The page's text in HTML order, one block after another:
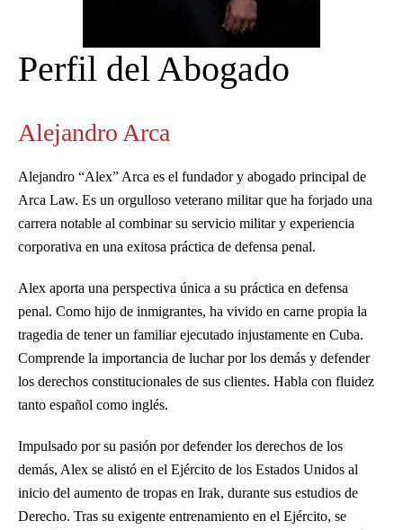
Perfil del Abogado
Alejandro Arca
Alejandro “Alex” Arca es el fundador y abogado principal de
Arca Law. Es un orgulloso veterano militar que ha forjado una
carrera notable al combinar su servicio militar y experiencia
corporativa en una exitosa práctica de defensa penal.
Alex aporta una perspectiva única a su práctica en defensa
penal. Como hijo de inmigrantes, ha vivido en carne propia la
tragedia de tener un familiar ejecutado injustamente en Cuba.
Comprende la importancia de luchar por los demás y defender
los derechos constitucionales de sus clientes. Habla con fluidez
tanto español como inglés.
Impulsado por su pasión por defender los derechos de los
demás, Alex se alistó en el Ejército de los Estados Unidos al
inicio del aumento de tropas en Irak, durante sus estudios de
Derecho. Tras su exigente entrenamiento en el Ejército, se